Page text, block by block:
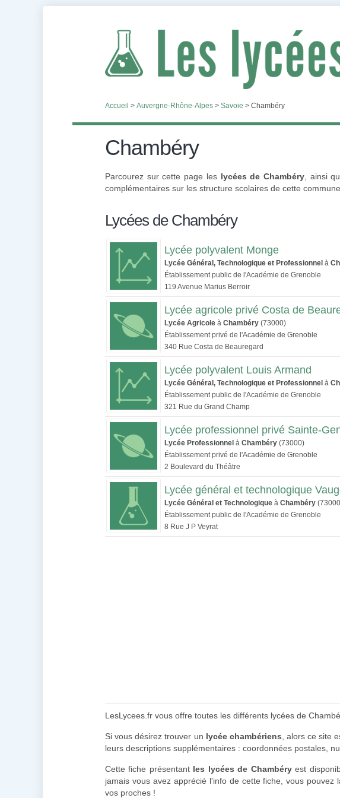
Accueil > Auvergne-Rhône-Alpes > Savoie > Chambéry
Chambéry
Parcourez sur cette page les lycées de Chambéry , ainsi
complémentaires sur les structure scolaires de cette commune.
Lycées de Chambéry
Lycée polyvalent Monge
Lycée Général, Technologique et Professionnel à
Établissement public de l'Académie de Grenoble
119 Avenue Marius Berroir
Lycée agricole privé Costa de
Lycée Agricole à Chambéry (73000)
Établissement privé de l'Académie de Grenoble
340 Rue Costa de Beauregard
Lycée polyvalent Louis Armand
Lycée Général, Technologique et Professionnel à
Établissement public de l'Académie de Grenoble
321 Rue du Grand Champ
Lycée professionnel privé Sainte-
Lycée Professionnel à Chambéry (73000)
Établissement privé de l'Académie de Grenoble
2 Boulevard du Théâtre
Lycée général et technologique
Lycée Général et Technologique à Chambéry
Établissement public de l'Académie de Grenoble
8 Rue J P Veyrat
LesLycees.fr vous offre toutes les différents lycées de
Si vous désirez trouver un lycée chambériens , alors ce site
leurs descriptions supplémentaires : coordonnées postales,
Cette fiche présentant les lycées de Chambéryest
jamais vous avez apprécié l'info de cette fiche, vous
vos proches !